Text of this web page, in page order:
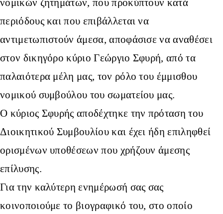
νομικών ζητημάτων, που προκύπτουν κατά
περιόδους και που επιβάλλεται να
αντιμετωπιστούν άμεσα, αποφάσισε να αναθέσει
στον δικηγόρο κύριο Γεώργιο Σφυρή, από τα
παλαιότερα μέλη μας, τον ρόλο του έμμισθου
νομικού συμβούλου του σωματείου μας.
Ο κύριος Σφυρής αποδέχτηκε την πρόταση του
Διοικητικού Συμβουλίου και έχει ήδη επιληφθεί
ορισμένων υποθέσεων που χρήζουν άμεσης
επίλυσης.
Για την καλύτερη ενημέρωσή σας σας
κοινοποιούμε το βιογραφικό του, στο οποίο